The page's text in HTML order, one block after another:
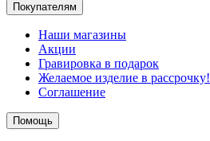
Покупателям
Наши магазины
Акции
Гравировка в подарок
Желаемое изделие в рассрочку!
Соглашение
Помощь